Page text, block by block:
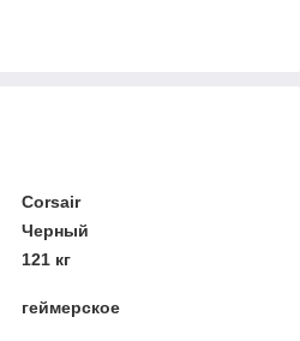
Corsair
Черный
121 кг
геймерское